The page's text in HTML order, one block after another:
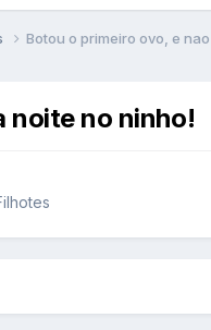
Botou o primeiro ovo, e
noite no ninho!